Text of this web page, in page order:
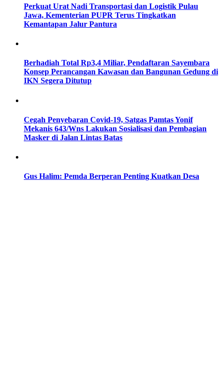
Perkuat Urat Nadi Transportasi dan Logistik Pulau
Jawa, Kementerian PUPR Terus Tingkatkan
Kemantapan Jalur Pantura
Berhadiah Total Rp3,4 Miliar, Pendaftaran Sayembara
Konsep Perancangan Kawasan dan Bangunan Gedung di
IKN Segera Ditutup
Cegah Penyebaran Covid-19, Satgas Pamtas Yonif
Mekanis 643/Wns Lakukan Sosialisasi dan Pembagian
Masker di Jalan Lintas Batas
Gus Halim: Pemda Berperan Penting Kuatkan Desa